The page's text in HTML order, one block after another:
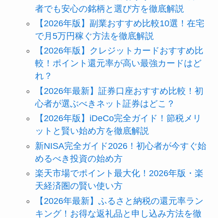
者でも安心の銘柄と選び方を徹底解説
【2026年版】副業おすすめ比較10選！在宅
で月5万円稼ぐ方法を徹底解説
【2026年版】クレジットカードおすすめ比
較！ポイント還元率が高い最強カードはど
れ？
【2026年最新】証券口座おすすめ比較！初
心者が選ぶべきネット証券はどこ？
【2026年版】iDeCo完全ガイド！節税メリ
ットと賢い始め方を徹底解説
新NISA完全ガイド2026！初心者が今すぐ始
めるべき投資の始め方
楽天市場でポイント最大化！2026年版・楽
天経済圏の賢い使い方
【2026年最新】ふるさと納税の還元率ラン
キング！お得な返礼品と申し込み方法を徹